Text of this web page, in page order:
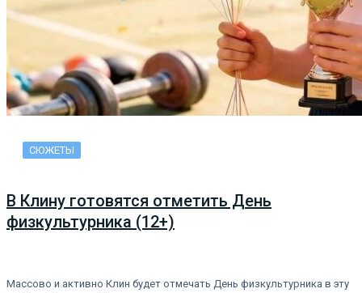
СЮЖЕТЫ
В Клину готовятся отметить День
физкультурника (12+)
Массово и активно Клин будет отмечать День физкультурника в эту